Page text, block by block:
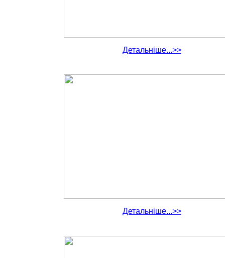
Детальніше...>>
Детальніше...>>